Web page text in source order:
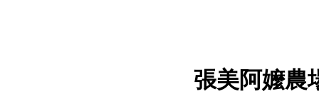
張美阿嬤農